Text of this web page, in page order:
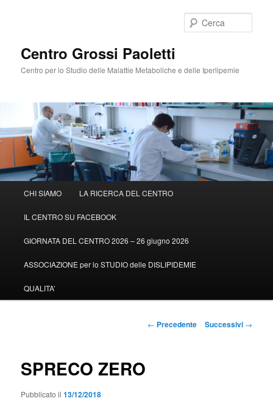
Centro Grossi Paoletti
Centro per lo Studio delle Malattie Metaboliche e delle Iperlipemie
principale
Vai
al
contenuto
CHI SIAMO LA RICERCA DEL CENTRO
IL CENTRO SU FACEBOOK
GIORNATA DEL CENTRO 2026 – 26 giugno 2026
ASSOCIAZIONE per lo STUDIO delle DISLIPIDEMIE
QUALITA’
Navigazione
← Precedente Successivi →
SPRECO ZERO
Pubblicato il13/12/2018